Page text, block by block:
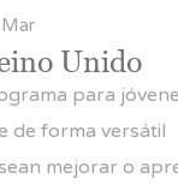
Unido
para
de forma versátil
mejorar o